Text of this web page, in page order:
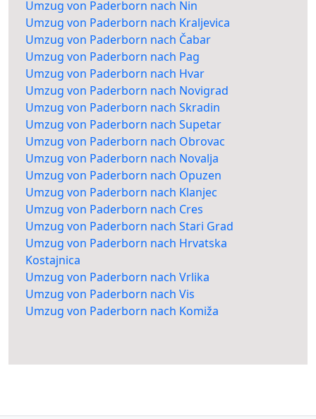
Umzug von Paderborn nach Nin
Umzug von Paderborn nach Kraljevica
Umzug von Paderborn nach Čabar
Umzug von Paderborn nach Pag
Umzug von Paderborn nach Hvar
Umzug von Paderborn nach Novigrad
Umzug von Paderborn nach Skradin
Umzug von Paderborn nach Supetar
Umzug von Paderborn nach Obrovac
Umzug von Paderborn nach Novalja
Umzug von Paderborn nach Opuzen
Umzug von Paderborn nach Klanjec
Umzug von Paderborn nach Cres
Umzug von Paderborn nach Stari Grad
Umzug von Paderborn nach Hrvatska
Kostajnica
Umzug von Paderborn nach Vrlika
Umzug von Paderborn nach Vis
Umzug von Paderborn nach Komiža